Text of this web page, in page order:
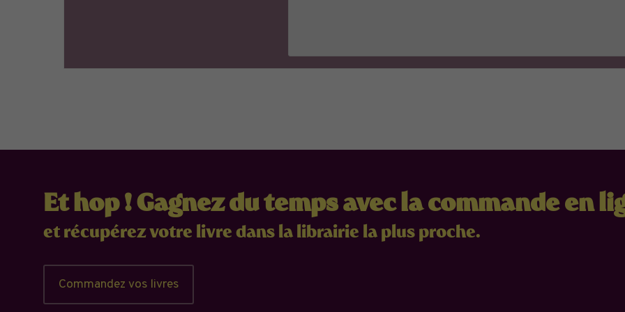
Et hop ! Gagnez du temps avec la commande en
et récupérez votre livre dans la librairie la plus proche.
Commandez vos livres